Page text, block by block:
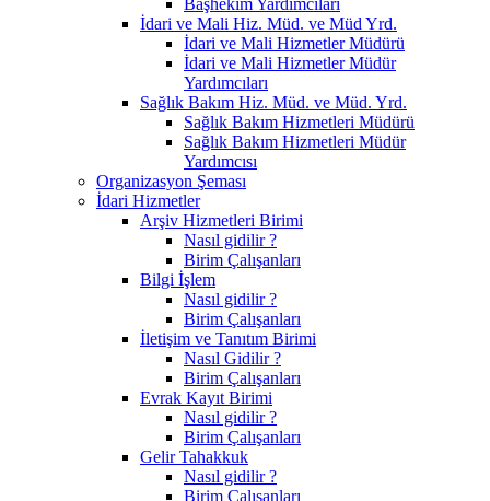
İdari ve Mali Hiz. Müd. ve Müd Yrd.
İdari ve Mali Hizmetler Müdürü
İdari ve Mali Hizmetler Müdür
Yardımcıları
Sağlık Bakım Hiz. Müd. ve Müd. Yrd.
Sağlık Bakım Hizmetleri Müdürü
Sağlık Bakım Hizmetleri Müdür
Yardımcısı
Organizasyon Şeması
İdari Hizmetler
Arşiv Hizmetleri Birimi
Nasıl gidilir ?
Birim Çalışanları
Bilgi İşlem
Nasıl gidilir ?
Birim Çalışanları
İletişim ve Tanıtım Birimi
Nasıl Gidilir ?
Birim Çalışanları
Evrak Kayıt Birimi
Nasıl gidilir ?
Birim Çalışanları
Gelir Tahakkuk
Nasıl gidilir ?
Birim Çalışanları